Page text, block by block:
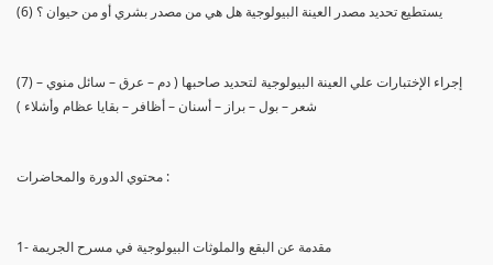
(6) يستطيع تحديد مصدر العينة البيولوجية هل هي من مصدر بشري أو من حيوان ؟
(7) إجراء الإختبارات علي العينة البيولوجية لتحديد صاحبها ( دم – عرق – سائل منوي –
شعر – بول – براز – أسنان – أظافر – بقايا عظام وأشلاء )
محتوي الدورة والمحاضرات :
1- مقدمة عن البقع والملوثات البيولوجية في مسرح الجريمة